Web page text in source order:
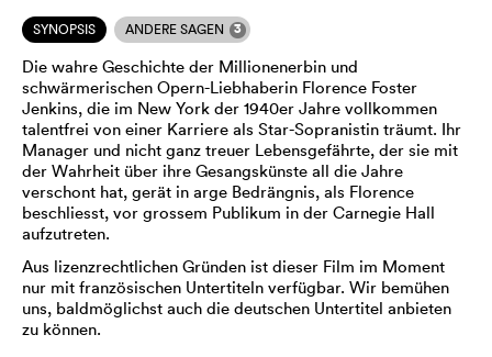
SYNOPSIS ANDERE SAGEN 3
Die wahre Geschichte der Millionenerbin und
schwärmerischen Opern-Liebhaberin Florence Foster
Jenkins, die im New York der 1940er Jahre vollkommen
talentfrei von einer Karriere als Star-Sopranistin träumt. Ihr
Manager und nicht ganz treuer Lebensgefährte, der sie mit
der Wahrheit über ihre Gesangskünste all die Jahre
verschont hat, gerät in arge Bedrängnis, als Florence
beschliesst, vor grossem Publikum in der Carnegie Hall
aufzutreten.
Aus lizenzrechtlichen Gründen ist dieser Film im Moment
nur mit französischen Untertiteln verfügbar. Wir bemühen
uns, baldmöglichst auch die deutschen Untertitel anbieten
zu können.